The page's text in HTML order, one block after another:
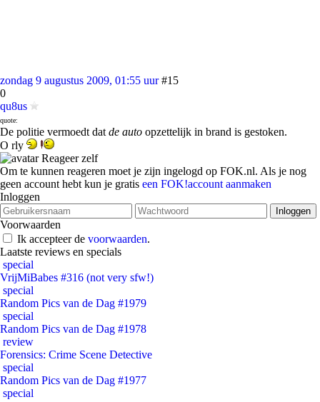
zondag 9 augustus 2009, 01:55 uur #15
0
qu8us
quote:
De politie vermoedt dat de auto opzettelijk in brand is gestoken.
O rly
Reageer zelf
Om te kunnen reageren moet je zijn ingelogd op FOK.nl. Als je nog
geen account hebt kun je gratis een FOK!account aanmaken
Inloggen
Voorwaarden
Ik accepteer de voorwaarden.
Laatste reviews en specials
special
VrijMiBabes #316 (not very sfw!)
special
Random Pics van de Dag #1979
special
Random Pics van de Dag #1978
review
Forensics: Crime Scene Detective
special
Random Pics van de Dag #1977
special